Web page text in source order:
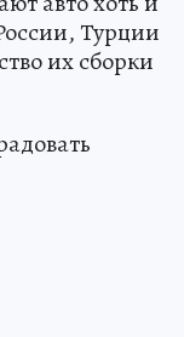
Турции
их сборки